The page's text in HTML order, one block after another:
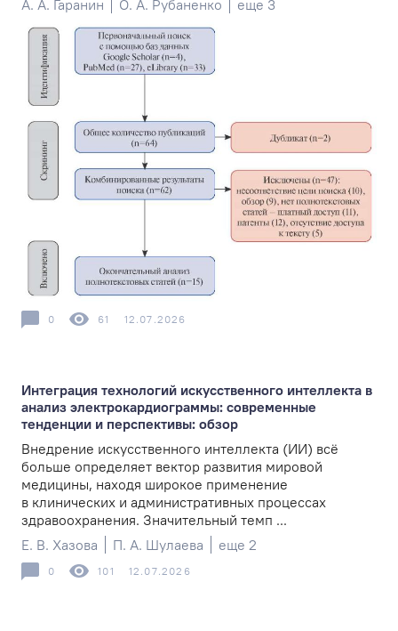
А. А. Гаранин
О. А. Рубаненко еще 3
0 61 12.07.2026
Интеграция технологий искусственного интеллекта в
анализ электрокардиограммы: современные
тенденции и перспективы: обзор
Внедрение искусственного интеллекта (ИИ) всё
больше определяет вектор развития мировой
медицины, находя широкое применение
в клинических и административных процессах
здравоохранения. Значительный темп ...
Е. В. Хазова
П. А. Шулаева еще 2
0 101 12.07.2026